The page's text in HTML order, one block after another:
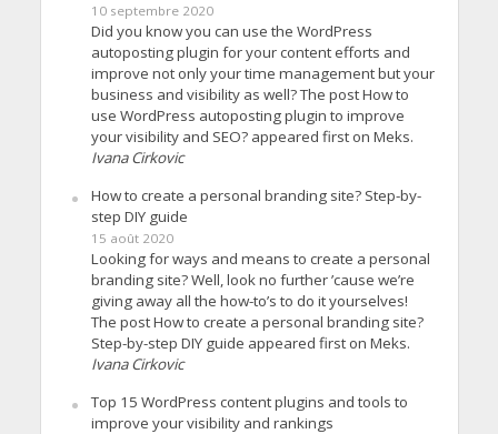
10 septembre 2020
Did you know you can use the WordPress
autoposting plugin for your content efforts and
improve not only your time management but your
business and visibility as well? The post How to
use WordPress autoposting plugin to improve
your visibility and SEO? appeared first on Meks.
Ivana Cirkovic
How to create a personal branding site? Step-by-
step DIY guide
15 août 2020
Looking for ways and means to create a personal
branding site? Well, look no further ’cause we’re
giving away all the how-to’s to do it yourselves!
The post How to create a personal branding site?
Step-by-step DIY guide appeared first on Meks.
Ivana Cirkovic
Top 15 WordPress content plugins and tools to
improve your visibility and rankings